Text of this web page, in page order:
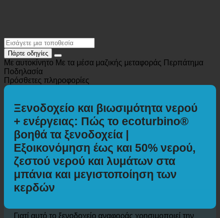
Πάρτε οδηγίες
Με αυτοκίνητο Με τα μέσα μαζικής μεταφοράς Περπάτημα
Πρόσθετες πληροφορίες
Ξενοδοχείο και βιωσιμότητα νερού
+ ενέργειας: Πώς το ecoturbino®
βοηθά τα ξενοδοχεία |
Εξοικονόμηση έως και 50% νερού,
ζεστού νερού και λυμάτων στα
μπάνια και μεγιστοποίηση των
κερδών